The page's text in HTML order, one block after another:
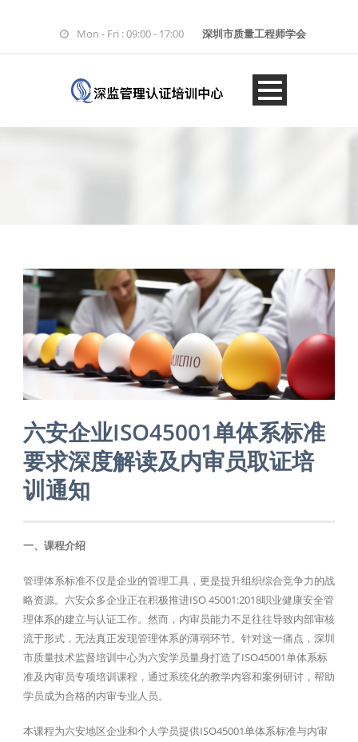
Mon - Fri : 09:00 - 17:00 深圳市质量工程师学会
六安企业ISO45001单体系标准
要求深度解读及内审员取证培
训通知
一、课程介绍
管理体系标准不仅是企业的管理工具，更是提升组织综合竞争力的战
略资源。六安众多企业正在积极推进ISO 45001:2018职业健康安全管
理体系的建立与认证工作。然而，内审员能力不足往往导致内部审核
流于形式，无法真正发现管理体系的薄弱环节。针对这一痛点，深圳
市质量技术监督培训中心为六安学员量身打造了ISO45001单体系标
准及内审员专项培训课程，通过系统化的教学内容和案例研讨，帮助
学员成为合格的内审专业人员。
本课程为六安地区企业和个人学员提供ISO45001单体系标准与内审